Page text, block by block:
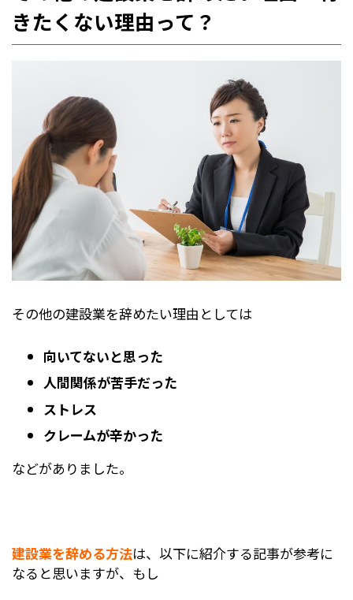
送業は性格に合っているようです。
建築の仕事にも様々なタイプがあるとは思います
が、私が勤めた会社では先が見えず、とても辛か
私以外にはもうこのような経験をしてもらいたく
ないです。
退職届自体には一身上の都合により退職致しま
す。という書き方しかしていないです。
て、勤務時間が減り、自分のしたい事ができる時
間が増えたことと、今までの実務が他社で認めら
れて、給料が上がったことと、元々設計がしたか
ったので、自分がしたい仕事ができるようになっ
た事です。
建設業に限らないかもしれませんが、実力主義、
資格主義な業種ですので、同じ会社にずっとい
て、昇給や資格手当の給料アップより、転職し
て、自分の実務を認めてもらえる会社に転職した
ほうが給料が上がります。
その分の責任とプレッシャーも上がりますが…
ますが、企業が従業員に対して不満を持たせるよ
うなことが無ければ、離職者は大幅に減るように
そして本社で会議があった時に人事部長に退職届
を手渡すと、その場で受け取ってくれました。
て引き留め工作が継続しました。
週1回の本社会議の時に必ず人事部長が私を個室
に呼び出し、長時間にわたって説得し続けまし
た。
そこで困り果てた私は、ネットで調べて見つけた
退職支援会社に相談をしました。
トしてくれるので、すぐにお金を支払って支援を
上司との電話でのやり取りはすべて支援会社を経
由して行ったので、サービス利用開始から1か月
た。
このようにして最初に退職届を出してから6か月
が経過して、やっと会社を辞めることができまし
退職後は地元の上下水道の工事会社に転職して、
きたくない理由って？
その他の建設業を辞めたい理由としては
向いてないと思った
人間関係が苦手だった
ストレス
クレームが辛かった
などがありました。
建設業を辞める方法は、以下に紹介する記事が参考に
なると思いますが、もし